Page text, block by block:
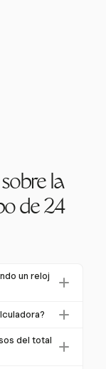
la
de 24
un reloj
un reloj
de
Una
te permite
del total